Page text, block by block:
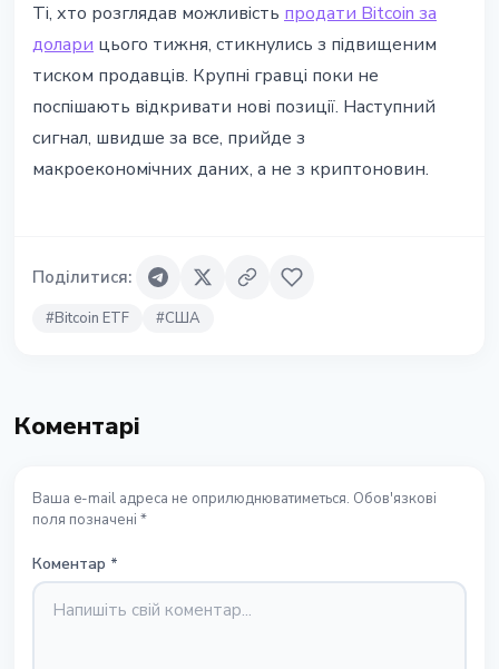
Ті, хто розглядав можливість продати Bitcoin за
долари цього тижня, стикнулись з підвищеним
тиском продавців. Крупні гравці поки не
поспішають відкривати нові позиції. Наступний
сигнал, швидше за все, прийде з
макроекономічних даних, а не з криптоновин.
Поділитися:
#Bitcoin ETF #США
Коментарі
Ваша e-mail адреса не оприлюднюватиметься. Обов'язкові
поля позначені *
Коментар *